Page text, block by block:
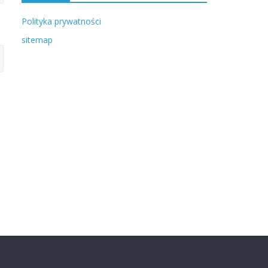
Polityka prywatności
sitemap